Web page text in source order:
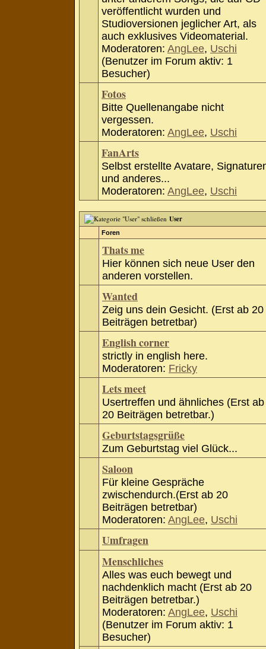
veröffentlicht wurden und
Studioversionen jeglicher Art, als
auch exklusives Videomaterial.
Moderatoren: AngLee, Uschi
(Benutzer im Forum aktiv: 1
Besucher)
Fotos
Bitte Quellenangabe nicht
vergessen.
Moderatoren: AngLee, Uschi
FanArts
Selbst erstellte Avatare,
und anderes...
Moderatoren: AngLee, Uschi
User
Foren
Thats me
Hier können sich neue User den
anderen vorstellen.
Wanted
Zeig uns dein Gesicht. (Erst ab 20
Beiträgen betretbar)
English corner
strictly in english here.
Moderatoren: Fricky
Lets meet
Usertreffen und ähnliches (Erst ab
20 Beiträgen betretbar.)
Geburtstagsgrüße
Zum Geburtstag viel Glück...
Saloon
Für kleine Gespräche
zwischendurch.(Erst ab 20
Beiträgen betretbar)
Moderatoren: AngLee, Uschi
Umfragen
Menschliches
Alles was euch bewegt und
nachdenklich macht (Erst ab 20
Beiträgen betretbar.)
Moderatoren: AngLee, Uschi
(Benutzer im Forum aktiv: 1
Besucher)